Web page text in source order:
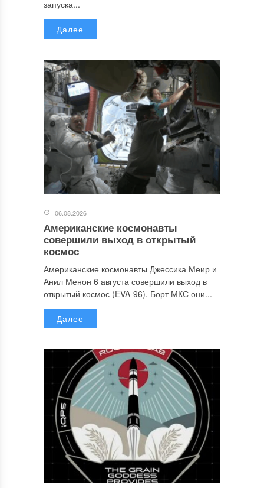
запуска...
Далее
06.08.2026
Американские космонавты
совершили выход в открытый
космос
Американские космонавты Джессика Меир и
Анил Менон 6 августа совершили выход в
открытый космос (EVA-96). Борт МКС они...
Далее